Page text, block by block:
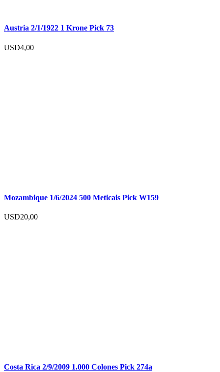
Austria 2/1/1922 1 Krone Pick 73
USD4,00
Mozambique 1/6/2024 500 Meticais Pick W159
USD20,00
Costa Rica 2/9/2009 1.000 Colones Pick 274a